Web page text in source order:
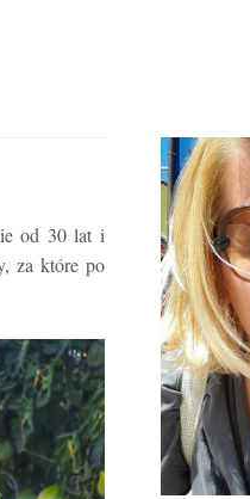
od 30 lat i
za które po